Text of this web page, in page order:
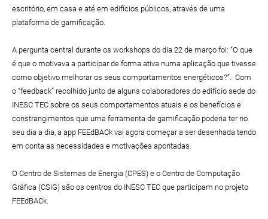
escritório, em casa e até em edifícios públicos, através de uma
plataforma de gamificação.
A pergunta central durante os workshops do dia 22 de março foi: “O que
é que o motivava a participar de forma ativa numa aplicação que tivesse
como objetivo melhorar os seus comportamentos energéticos?”. Com
o “feedback” recolhido junto de alguns colaboradores do edifício sede do
INESC TEC sobre os seus comportamentos atuais e os benefícios e
constrangimentos que uma ferramenta de gamificação poderia ter no
seu dia a dia, a app FEEdBACk vai agora começar a ser desenhada tendo
em conta as necessidades e motivações apontadas.
O Centro de Sistemas de Energia (CPES) e o Centro de Computação
Gráfica (CSIG) são os centros do INESC TEC que participam no projeto
FEEdBACk.